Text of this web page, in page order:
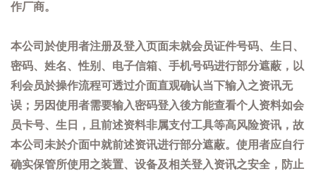
作厂商。
本公司於使用者注册及登入页面未就会员证件号码、生日、
密码、姓名、性别、电子信箱、手机号码进行部分遮蔽，以
利会员於操作流程可透过介面直观确认当下输入之资讯无
误；另因使用者需要输入密码登入後方能查看个人资料如会
员卡号、生日，且前述资料非属支付工具等高风险资讯，故
本公司未於介面中就前述资讯进行部分遮蔽。使用者应自行
确实保管所使用之装置、设备及相关登入资讯之安全，防止